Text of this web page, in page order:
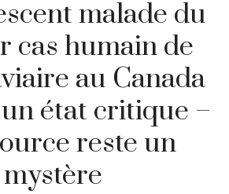
malade du
cas humain de
au Canada
état critique –
reste un
mystère